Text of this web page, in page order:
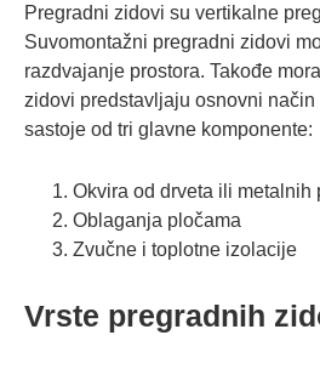
Pregradni zidovi su vertikalne
Suvomontažni pregradni zidovi
razdvajanje prostora. Takođe
zidovi predstavljaju osnovni
sastoje od tri glavne komponente:
Okvira od drveta ili metalnih
Oblaganja pločama
Zvučne i toplotne izolacije
Vrste pregradnih